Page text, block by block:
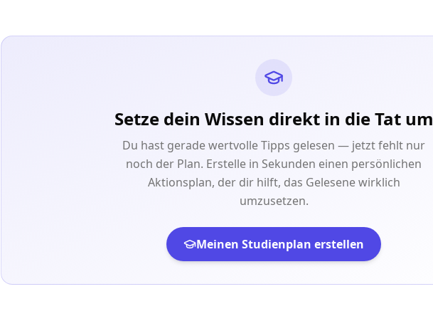
Setze dein Wissen direkt in die Tat um
Du hast gerade wertvolle Tipps gelesen — jetzt fehlt nur
noch der Plan. Erstelle in Sekunden einen persönlichen
Aktionsplan, der dir hilft, das Gelesene wirklich
umzusetzen.
Meinen Studienplan erstellen